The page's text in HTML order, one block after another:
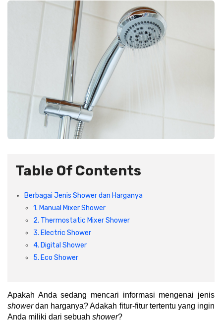
Cat dan Pelapis Dinding
Lantai
Plafon & Partisi
Sanitari & Aksesorisnya
Aksesoris Dapur
Peralatan & Perkakas
Aksesoris Perabot
Scaffolding
Konstruksi
Atap & Lantai
Saniter
Besi Beton & Wiremesh
Beton
Material Alam
Besi Profil & Plat
Produk Pracetak
Besi Profil & Baja
Semen & Sejenisnya
Peralatan Elektronik
Peralatan Utama
Sistem Elektrikal
Pompa dan Pipa
Lampu & Listrik
Table Of Contents
Berbagai Jenis Shower dan Harganya
1. Manual Mixer Shower
2. Thermostatic Mixer Shower
3. Electric Shower
4. Digital Shower
5. Eco Shower
shower dan harganya? Adakah fitur-fitur tertentu yang ingin
Anda miliki dari sebuah shower?